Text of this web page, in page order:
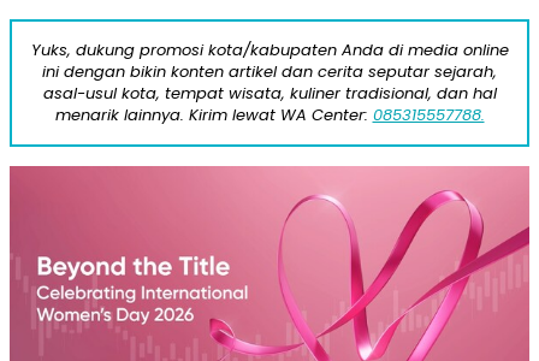
Yuks, dukung promosi kota/kabupaten Anda di media online
ini dengan bikin konten artikel dan cerita seputar sejarah,
asal-usul kota, tempat wisata, kuliner tradisional, dan hal
menarik lainnya. Kirim lewat WA Center: 085315557788.